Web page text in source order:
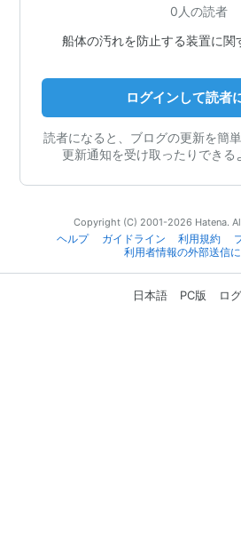
0人の読者
船体の汚れを防止する装置に関
ログインして読者
読者になると、ブログの更新を簡
更新通知を受け取ったりできる
Copyright (C) 2001-2026 Hatena.
ヘルプ
ガイドライン 利用規約
利用者情報の外部送信
日本語 PC版 ロ